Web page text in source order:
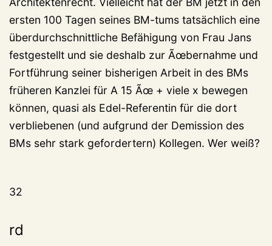
ersten 100 Tagen seines BM-tums tatsächlich eine
überdurchschnittliche Befähigung von Frau Jans
festgestellt und sie deshalb zur Ãœbernahme und
Fortführung seiner bisherigen Arbeit in des BMs
früheren Kanzlei für A 15 Ãœ + viele x bewegen
können, quasi als Edel-Referentin für die dort
verbliebenen (und aufgrund der Demission des
BMs sehr stark gefordertern) Kollegen. Wer weiß?
32
rd